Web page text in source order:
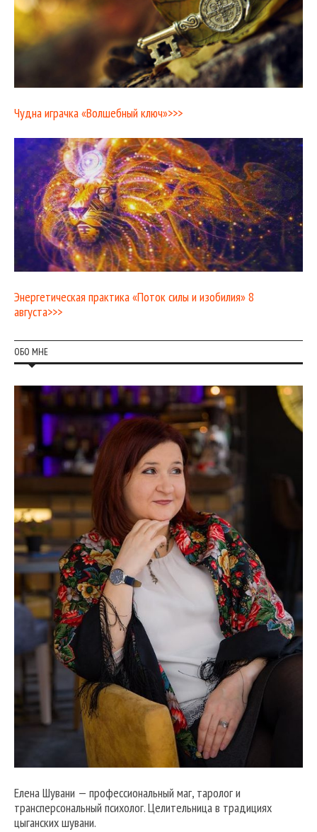
Чудна играчка «Волшебный ключ»>>>
Энергетическая практика «Поток силы и изобилия» 8
августа>>>
ОБО МНЕ
Елена Шувани — профессиональный маг, таролог и
трансперсональный психолог. Целительница в традициях
цыганских шувани.